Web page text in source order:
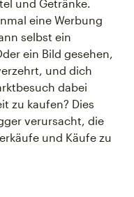
und Getränke.
eine Werbung
selbst ein
ein Bild gesehen,
und dich
dabei
zu kaufen? Dies
verursacht, die
und Käufe zu